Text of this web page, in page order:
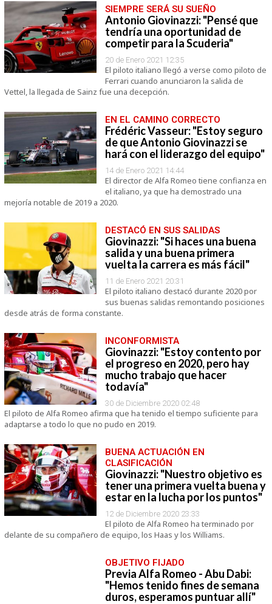
SIEMPRE SERÁ SU SUEÑO
Antonio Giovinazzi: "Pensé que
tendría una oportunidad de
competir para la Scuderia"
20 de Enero 2021 12:35
El piloto italiano llegó a verse como piloto de
Ferrari cuando anunciaron la salida de
Vettel, la llegada de Sainz fue una decepción.
EN EL CAMINO CORRECTO
Frédéric Vasseur: "Estoy seguro
de que Antonio Giovinazzi se
hará con el liderazgo del equipo"
14 de Enero 2021 14:44
El director de Alfa Romeo tiene confianza en
el italiano, ya que ha demostrado una
mejoría notable de 2019 a 2020.
DESTACÓ EN SUS SALIDAS
Giovinazzi: "Si haces una buena
salida y una buena primera
vuelta la carrera es más fácil"
11 de Enero 2021 20:31
El piloto italiano destacó durante 2020 por
sus buenas salidas remontando posiciones
desde atrás de forma constante.
INCONFORMISTA
Giovinazzi: "Estoy contento por
el progreso en 2020, pero hay
mucho trabajo que hacer
todavía"
30 de Diciembre 2020 02:48
El piloto de Alfa Romeo afirma que ha tenido el tiempo suficiente para
adaptarse a todo lo que no pudo en 2019.
BUENA ACTUACIÓN EN
CLASIFICACIÓN
Giovinazzi: "Nuestro objetivo es
tener una primera vuelta buena y
estar en la lucha por los puntos"
12 de Diciembre 2020 23:33
El piloto de Alfa Romeo ha terminado por
delante de su compañero de equipo, los Haas y los Williams.
OBJETIVO FIJADO
Previa Alfa Romeo - Abu Dabi:
"Hemos tenido fines de semana
duros, esperamos puntuar allí"